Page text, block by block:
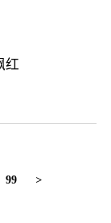
红
99 >